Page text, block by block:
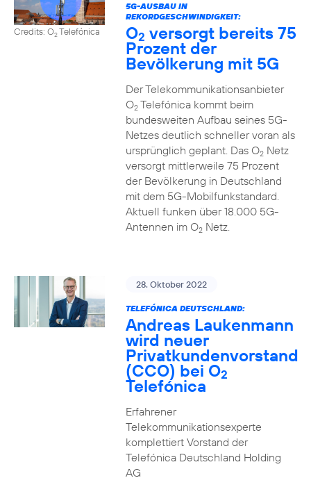
Credits: O2Telefónica
5G-AUSBAU IN
REKORDGESCHWINDIGKEIT:
O2 versorgt bereits 75
Prozent der
Bevölkerung mit 5G
Der Telekommunikationsanbieter
O2Telefónica kommt beim
bundesweiten Aufbau seines 5G-
Netzes deutlich schneller voran als
ursprünglich geplant. Das O2Netz
versorgt mittlerweile 75 Prozent
der Bevölkerung in Deutschland
mit dem 5G-Mobilfunkstandard.
Aktuell funken über 18.000 5G-
Antennen im O2Netz.
28. Oktober 2022
TELEFÓNICA DEUTSCHLAND:
Andreas Laukenmann
wird neuer
Privatkundenvorstand
(CCO) bei O2
Telefónica
Erfahrener
Telekommunikationsexperte
komplettiert Vorstand der
Telefónica Deutschland Holding
AG